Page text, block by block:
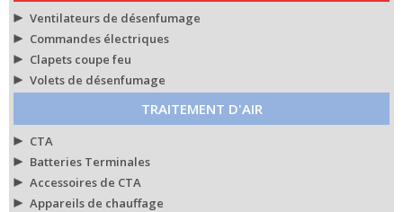
Ventilateurs de désenfumage
Commandes électriques
Clapets coupe feu
Volets de désenfumage
TRAITEMENT D'AIR
CTA
Batteries Terminales
Accessoires de CTA
Appareils de chauffage